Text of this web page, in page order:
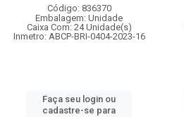
Código: 836370
Embalagem: Unidade
Caixa Com: 24 Unidade(s)
Inmetro: ABCP-BRI-0404-2023-16
Faça seu login ou
cadastre-se para